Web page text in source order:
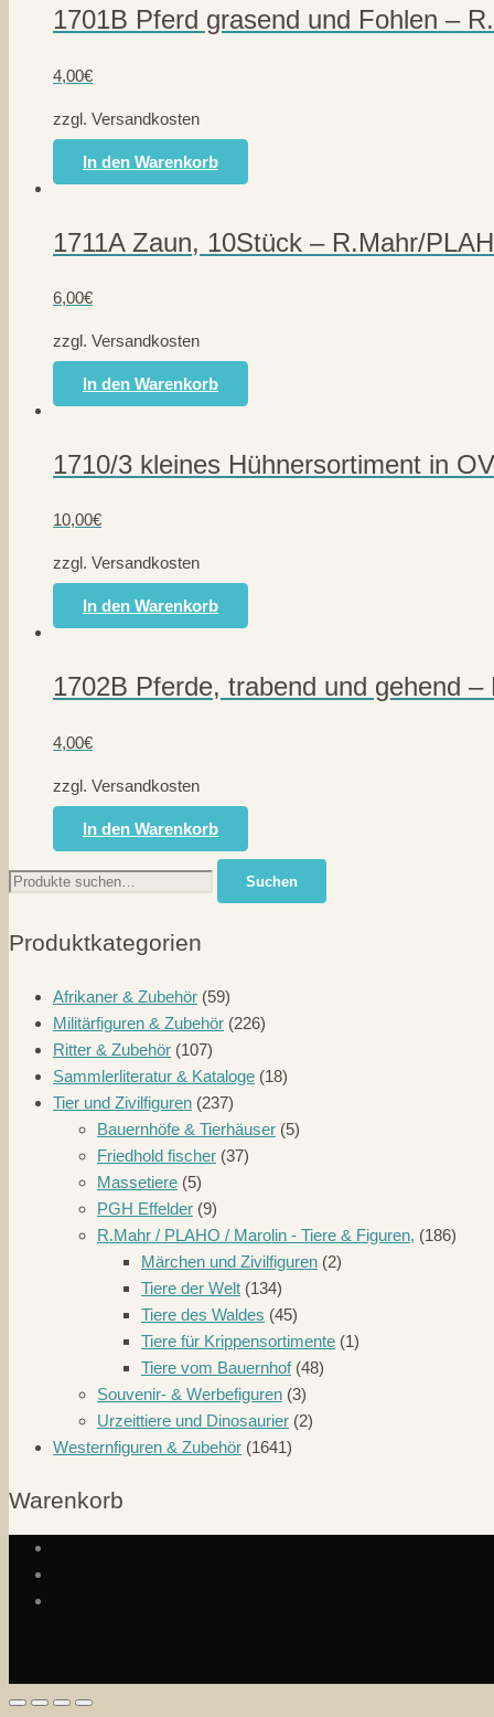
1701B Pferd grasend und Fohlen –
4,00€
zzgl. Versandkosten
In den Warenkorb
1711A Zaun, 10Stück – R.Mahr/
6,00€
zzgl. Versandkosten
In den Warenkorb
1710/3 kleines Hühnersortiment in
10,00€
zzgl. Versandkosten
In den Warenkorb
1702B Pferde, trabend und gehend
4,00€
zzgl. Versandkosten
In den Warenkorb
Suche
nach:
Suchen
Produktkategorien
Afrikaner & Zubehör (59)
Militärfiguren & Zubehör (226)
Ritter & Zubehör (107)
Sammlerliteratur & Kataloge (18)
Tier und Zivilfiguren (237)
Bauernhöfe & Tierhäuser (5)
Friedhold fischer (37)
Massetiere (5)
PGH Effelder (9)
R.Mahr / PLAHO / Marolin - Tiere & Figuren, (186)
Märchen und Zivilfiguren (2)
Tiere der Welt (134)
Tiere des Waldes (45)
Tiere für Krippensortimente (1)
Tiere vom Bauernhof (48)
Souvenir- & Werbefiguren (3)
Urzeittiere und Dinosaurier (2)
Westernfiguren & Zubehör (1641)
Warenkorb